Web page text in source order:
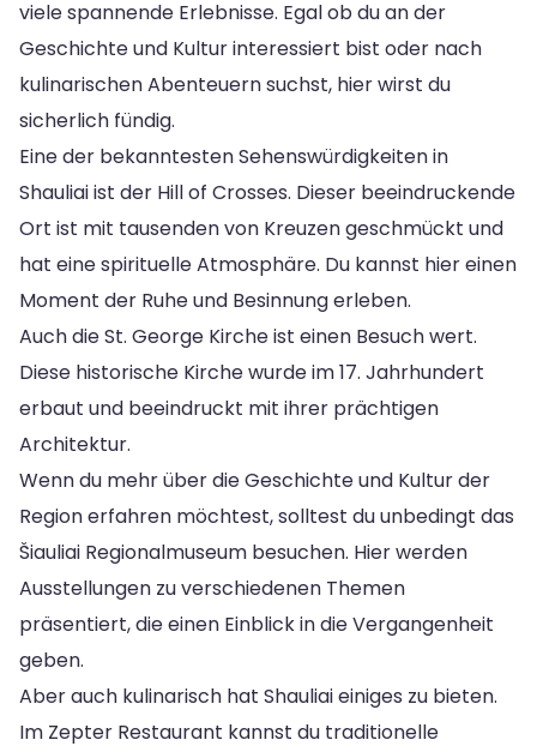
viele spannende Erlebnisse. Egal ob du an der
Geschichte und Kultur interessiert bist oder nach
kulinarischen Abenteuern suchst, hier wirst du
sicherlich fündig.
Eine der bekanntesten Sehenswürdigkeiten in
Shauliai ist der Hill of Crosses. Dieser beeindruckende
Ort ist mit tausenden von Kreuzen geschmückt und
hat eine spirituelle Atmosphäre. Du kannst hier einen
Moment der Ruhe und Besinnung erleben.
Auch die St. George Kirche ist einen Besuch wert.
Diese historische Kirche wurde im 17. Jahrhundert
erbaut und beeindruckt mit ihrer prächtigen
Architektur.
Wenn du mehr über die Geschichte und Kultur der
Region erfahren möchtest, solltest du unbedingt das
Šiauliai Regionalmuseum besuchen. Hier werden
Ausstellungen zu verschiedenen Themen
präsentiert, die einen Einblick in die Vergangenheit
geben.
Aber auch kulinarisch hat Shauliai einiges zu bieten.
Im Zepter Restaurant kannst du traditionelle